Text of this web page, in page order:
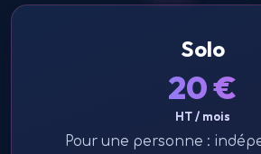
Solo
20€
HT / mois
Pour une personne :